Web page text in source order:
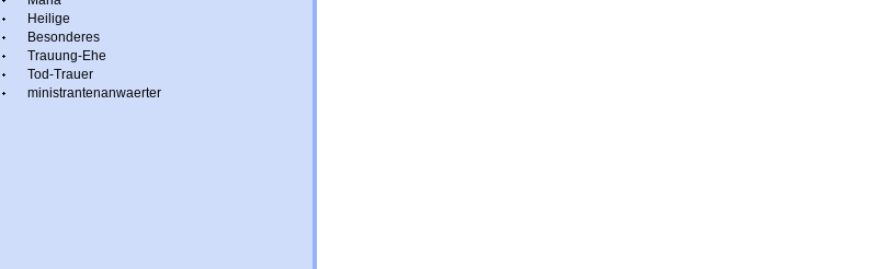
Heilige
Besonderes
Trauung-Ehe
Tod-Trauer
ministrantenanwaerter